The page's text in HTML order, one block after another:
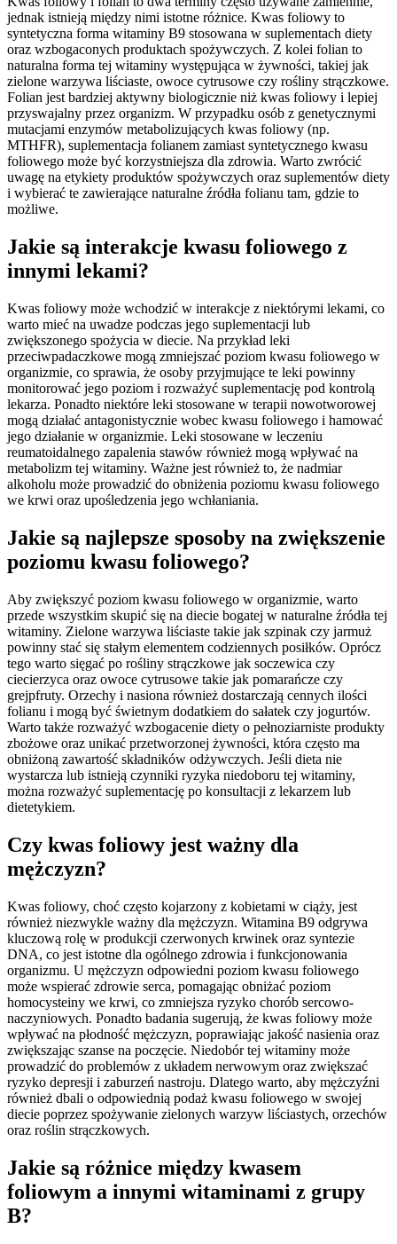
jednak istnieją między nimi istotne różnice. Kwas foliowy to
syntetyczna forma witaminy B9 stosowana w suplementach diety
oraz wzbogaconych produktach spożywczych. Z kolei folian to
naturalna forma tej witaminy występująca w żywności, takiej jak
zielone warzywa liściaste, owoce cytrusowe czy rośliny strączkowe.
Folian jest bardziej aktywny biologicznie niż kwas foliowy i lepiej
przyswajalny przez organizm. W przypadku osób z genetycznymi
mutacjami enzymów metabolizujących kwas foliowy (np.
MTHFR), suplementacja folianem zamiast syntetycznego kwasu
foliowego może być korzystniejsza dla zdrowia. Warto zwrócić
uwagę na etykiety produktów spożywczych oraz suplementów diety
i wybierać te zawierające naturalne źródła folianu tam, gdzie to
możliwe.
Jakie są interakcje kwasu foliowego z
innymi lekami?
Kwas foliowy może wchodzić w interakcje z niektórymi lekami, co
warto mieć na uwadze podczas jego suplementacji lub
zwiększonego spożycia w diecie. Na przykład leki
przeciwpadaczkowe mogą zmniejszać poziom kwasu foliowego w
organizmie, co sprawia, że osoby przyjmujące te leki powinny
monitorować jego poziom i rozważyć suplementację pod kontrolą
lekarza. Ponadto niektóre leki stosowane w terapii nowotworowej
mogą działać antagonistycznie wobec kwasu foliowego i hamować
jego działanie w organizmie. Leki stosowane w leczeniu
reumatoidalnego zapalenia stawów również mogą wpływać na
metabolizm tej witaminy. Ważne jest również to, że nadmiar
alkoholu może prowadzić do obniżenia poziomu kwasu foliowego
we krwi oraz upośledzenia jego wchłaniania.
Jakie są najlepsze sposoby na zwiększenie
poziomu kwasu foliowego?
Aby zwiększyć poziom kwasu foliowego w organizmie, warto
przede wszystkim skupić się na diecie bogatej w naturalne źródła tej
witaminy. Zielone warzywa liściaste takie jak szpinak czy jarmuż
powinny stać się stałym elementem codziennych posiłków. Oprócz
tego warto sięgać po rośliny strączkowe jak soczewica czy
ciecierzyca oraz owoce cytrusowe takie jak pomarańcze czy
grejpfruty. Orzechy i nasiona również dostarczają cennych ilości
folianu i mogą być świetnym dodatkiem do sałatek czy jogurtów.
Warto także rozważyć wzbogacenie diety o pełnoziarniste produkty
zbożowe oraz unikać przetworzonej żywności, która często ma
obniżoną zawartość składników odżywczych. Jeśli dieta nie
wystarcza lub istnieją czynniki ryzyka niedoboru tej witaminy,
można rozważyć suplementację po konsultacji z lekarzem lub
dietetykiem.
Czy kwas foliowy jest ważny dla
mężczyzn?
Kwas foliowy, choć często kojarzony z kobietami w ciąży, jest
również niezwykle ważny dla mężczyzn. Witamina B9 odgrywa
kluczową rolę w produkcji czerwonych krwinek oraz syntezie
DNA, co jest istotne dla ogólnego zdrowia i funkcjonowania
organizmu. U mężczyzn odpowiedni poziom kwasu foliowego
może wspierać zdrowie serca, pomagając obniżać poziom
homocysteiny we krwi, co zmniejsza ryzyko chorób sercowo-
naczyniowych. Ponadto badania sugerują, że kwas foliowy może
wpływać na płodność mężczyzn, poprawiając jakość nasienia oraz
zwiększając szanse na poczęcie. Niedobór tej witaminy może
prowadzić do problemów z układem nerwowym oraz zwiększać
ryzyko depresji i zaburzeń nastroju. Dlatego warto, aby mężczyźni
również dbali o odpowiednią podaż kwasu foliowego w swojej
diecie poprzez spożywanie zielonych warzyw liściastych, orzechów
oraz roślin strączkowych.
Jakie są różnice między kwasem
foliowym a innymi witaminami z grupy
B?